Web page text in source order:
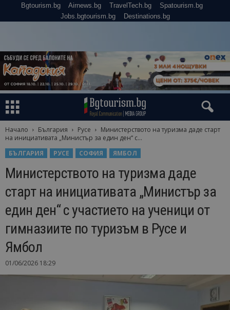
Bgtourism.bg Airnews.bg TravelTech.bg
Spatourism.bg
Jobs.bgtourism.bg
Destinations.bg
Начало България Русе
Министерството на туризма даде старт
на инициативата „Министър за един ден“ с...
БЪЛГАРИЯ
РУСЕ СОФИЯ ЯМБОЛ
Министерството на туризма даде
старт на инициативата „Министър за
един ден“ с участието на ученици от
гимназиите по туризъм в Русе и
Ямбол
01/06/2026 18:29